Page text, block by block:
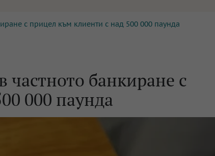
За нас Реклама
с прицел към клиенти с над 500 000 паунда
частното банкиране с
000 паунда